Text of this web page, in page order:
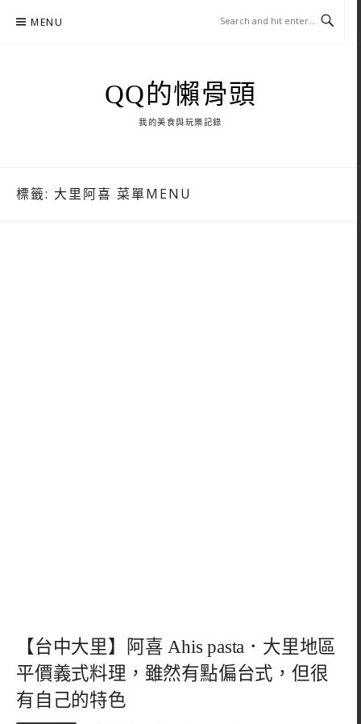
MENU
QQ的懶骨頭
我的美食與玩樂記錄
標籤: 大里阿喜 菜單MENU
【台中大里】阿喜 Ahis pasta．大里地區
平價義式料理，雖然有點偏台式，但很
有自己的特色